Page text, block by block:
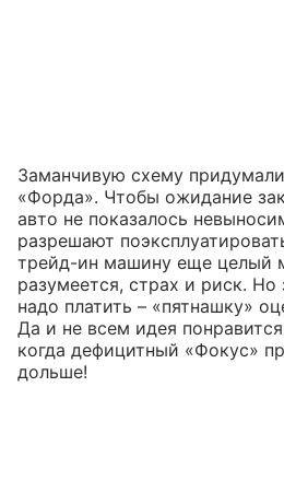
Заманчивую схему
«Форда». Чтобы ожидание
авто не показалось
разрешают
трейд-ин машину еще целый
разумеется, страх и риск. Но
надо платить – «пятнашку»
Да и не всем идея
когда дефицитный «Фокус»
дольше!